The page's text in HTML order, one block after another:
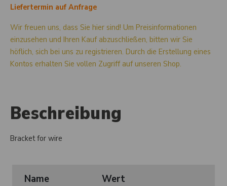
Liefertermin auf Anfrage
Wir freuen uns, dass Sie hier sind! Um Preisinformationen
einzusehen und Ihren Kauf abzuschließen, bitten wir Sie
höflich, sich bei uns zu registrieren. Durch die Erstellung eines
Kontos erhalten Sie vollen Zugriff auf unseren Shop.
Beschreibung
Bracket for wire
Name Wert